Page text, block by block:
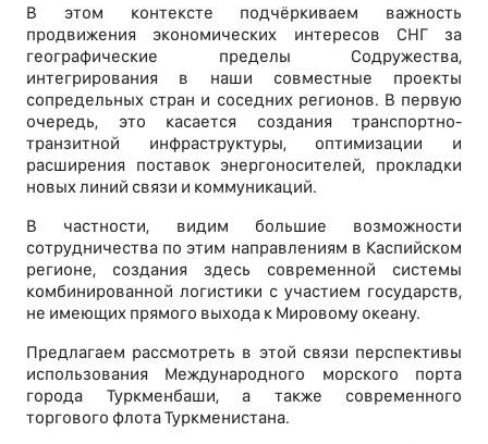
В этом контексте подчёркиваем важность
продвижения экономических интересов СНГ за
географические пределы Содружества,
интегрирования в наши совместные проекты
сопредельных стран и соседних регионов. В первую
очередь, это касается создания транспортно-
транзитной инфраструктуры, оптимизации и
расширения поставок энергоносителей, прокладки
новых линий связи и коммуникаций.
В частности, видим большие возможности
сотрудничества по этим направлениям в Каспийском
регионе, создания здесь современной системы
комбинированной логистики с участием государств,
не имеющих прямого выхода к Мировому океану.
Предлагаем рассмотреть в этой связи перспективы
использования Международного морского порта
города Туркменбаши, а также современного
торгового флота Туркменистана.